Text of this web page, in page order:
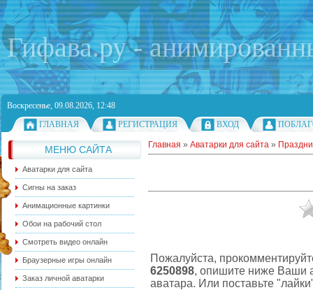
Гифава.ру -
Воскресенье, 09.08.2026, 12:48
ГЛАВНАЯ
РЕГИСТРАЦИЯ ВХОД
МЕНЮ САЙТА
Аватарки для сайта
Сигны на заказ
Анимационные картинки
Обои на рабочий стол
Смотреть видео онлайн
Браузерные игры онлайн
Заказ личной аватарки
Главная » Аватарки для сайта »
Пожалуйста,
6250898, опишите ниже Ваши
аватара. Или поставьте